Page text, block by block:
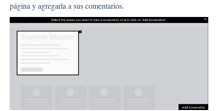
página y agregarla a sus comentarios.